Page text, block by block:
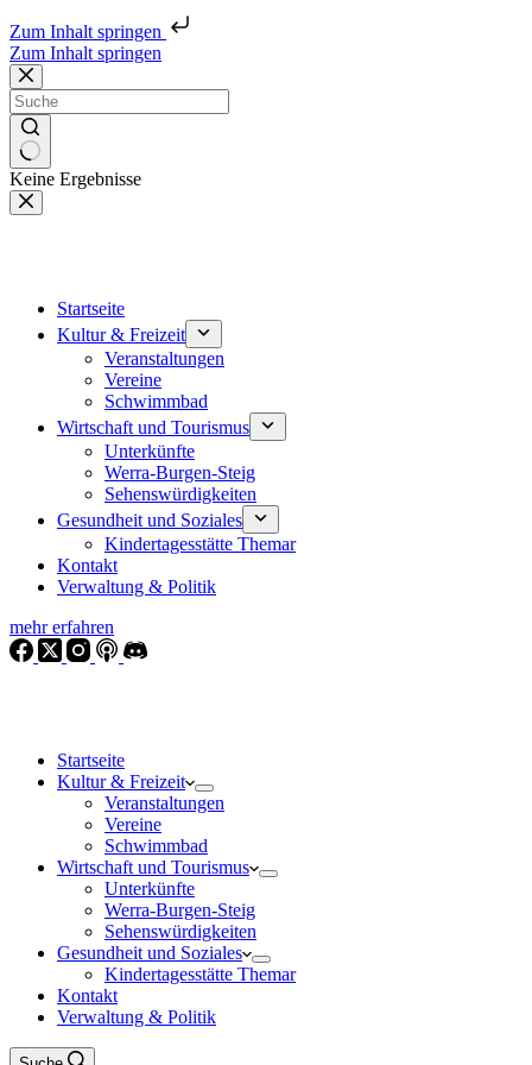
Zum Inhalt springen
Zum Inhalt springen
Keine Ergebnisse
Startseite
Kultur & Freizeit
Veranstaltungen
Vereine
Schwimmbad
Wirtschaft und Tourismus
Unterkünfte
Werra-Burgen-Steig
Sehenswürdigkeiten
Gesundheit und Soziales
Kindertagesstätte Themar
Kontakt
Verwaltung & Politik
mehr erfahren
Startseite
Kultur & Freizeit
Veranstaltungen
Vereine
Schwimmbad
Wirtschaft und Tourismus
Unterkünfte
Werra-Burgen-Steig
Sehenswürdigkeiten
Gesundheit und Soziales
Kindertagesstätte Themar
Kontakt
Verwaltung & Politik